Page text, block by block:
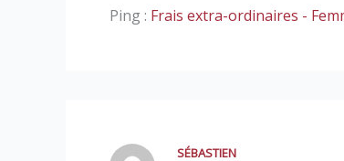
Ping : Frais extra-ordinaires -
SÉBASTIEN